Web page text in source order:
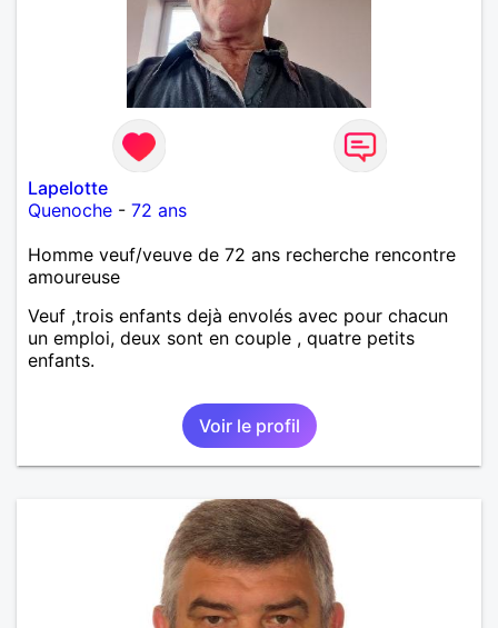
Lapelotte
Quenoche - 72 ans
Homme veuf/veuve de 72 ans recherche rencontre
amoureuse
Veuf ,trois enfants dejà envolés avec pour chacun
un emploi, deux sont en couple , quatre petits
enfants.
Voir le profil